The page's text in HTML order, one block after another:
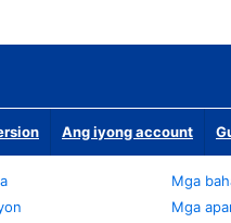
Ang iyong account
Mga
Mga